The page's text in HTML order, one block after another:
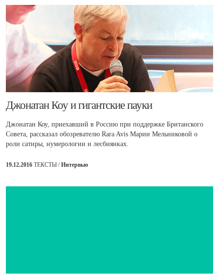
​Джонатан Коу и гигантские пауки
Джонатан Коу, приехавший в Россию при поддержке Британского
Совета, рассказал обозревателю Rara Avis Марии Мельниковой о
роли сатиры, нумерологии и лесбиянках.
19.12.2016 ТЕКСТЫ /Интервью